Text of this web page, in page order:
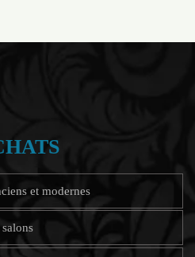
et modernes
salons